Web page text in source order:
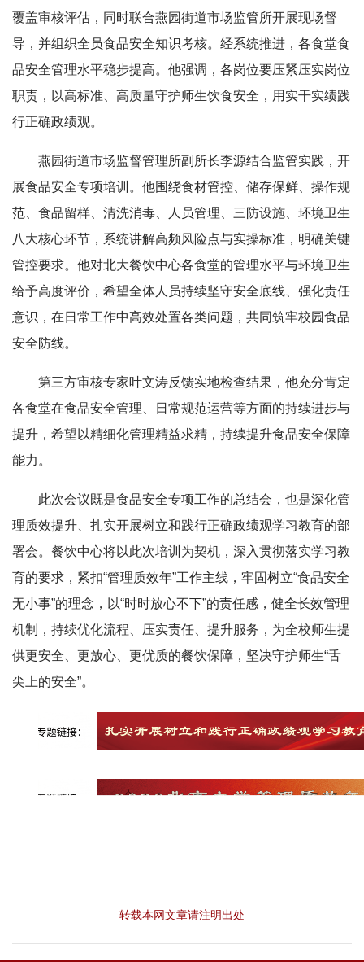
覆盖审核评估，同时联合燕园街道市场监管所开展现场督
导，并组织全员食品安全知识考核。经系统推进，各食堂食
品安全管理水平稳步提高。他强调，各岗位要压紧压实岗位
职责，以高标准、高质量守护师生饮食安全，用实干实绩践
行正确政绩观。
燕园街道市场监督管理所副所长李源结合监管实践，开
展食品安全专项培训。他围绕食材管控、储存保鲜、操作规
范、食品留样、清洗消毒、人员管理、三防设施、环境卫生
八大核心环节，系统讲解高频风险点与实操标准，明确关键
管控要求。他对北大餐饮中心各食堂的管理水平与环境卫生
给予高度评价，希望全体人员持续坚守安全底线、强化责任
意识，在日常工作中高效处置各类问题，共同筑牢校园食品
安全防线。
第三方审核专家叶文涛反馈实地检查结果，他充分肯定
各食堂在食品安全管理、日常规范运营等方面的持续进步与
提升，希望以精细化管理精益求精，持续提升食品安全保障
能力。
此次会议既是食品安全专项工作的总结会，也是深化管
理质效提升、扎实开展树立和践行正确政绩观学习教育的部
署会。餐饮中心将以此次培训为契机，深入贯彻落实学习教
育的要求，紧扣“管理质效年”工作主线，牢固树立“食品安全
无小事”的理念，以“时时放心不下”的责任感，健全长效管理
机制，持续优化流程、压实责任、提升服务，为全校师生提
供更安全、更放心、更优质的餐饮保障，坚决守护师生“舌
尖上的安全”。
转载本网文章请注明出处